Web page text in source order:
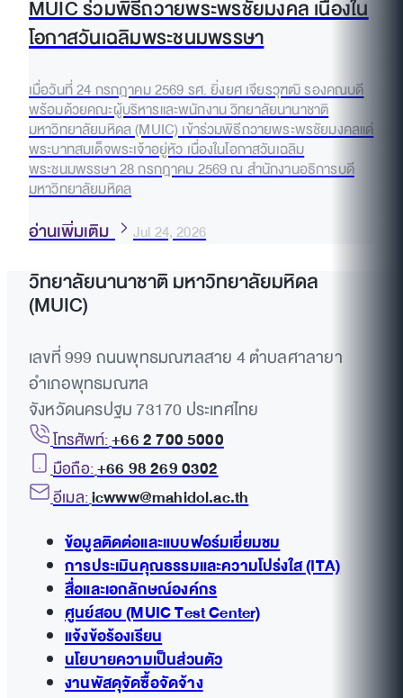
MUIC ร่วมพิธีถวายพระพรชัยมงคล เนื่องใน
โอกาสวันเฉลิมพระชนมพรรษา
เมื่อวันที่ 24 กรกฎาคม 2569 รศ. ยิ่งยศ เจียรวุฑฒิ รองคณบดี
พร้อมด้วยคณะผู้บริหารและพนักงาน วิทยาลัยนานาชาติ
มหาวิทยาลัยมหิดล (MUIC) เข้าร่วมพิธีถวายพระพรชัยมงคลแด่
พระบาทสมเด็จพระเจ้าอยู่หัว เนื่องในโอกาสวันเฉลิม
พระชนมพรรษา 28 กรกฎาคม 2569 ณ สำนักงานอธิการบดี
มหาวิทยาลัยมหิดล
อ่านเพิ่มเติม Jul 24, 2026
วิทยาลัยนานาชาติ มหาวิทยาลัยมหิดล
(MUIC)
เลขที่ 999 ถนนพุทธมณฑลสาย 4 ตำบลศาลายา
อำเภอพุทธมณฑล
จังหวัดนครปฐม 73170 ประเทศไทย
โทรศัพท์:+66 2 700 5000
มือถือ:+66 98 269 0302
อีเมล:icwww@mahidol.ac.th
ข้อมูลติดต่อและแบบฟอร์มเยี่ยมชม
การประเมินคุณธรรมและความโปร่งใส (ITA)
สื่อและเอกลักษณ์องค์กร
ศูนย์สอบ (MUIC Test Center)
แจ้งข้อร้องเรียน
นโยบายความเป็นส่วนตัว
งานพัสดุจัดซื้อจัดจ้าง